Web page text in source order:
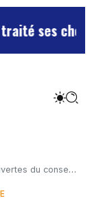
ses chefs de
à rayonnement régional d’Angers